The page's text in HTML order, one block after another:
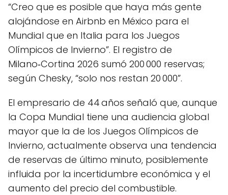
“Creo que es posible que haya más gente
alojándose en Airbnb en México para el
Mundial que en Italia para los Juegos
Olímpicos de Invierno”. El registro de
Milano‑Cortina 2026 sumó 200 000 reservas;
según Chesky, “solo nos restan 20 000”.
El empresario de 44 años señaló que, aunque
la Copa Mundial tiene una audiencia global
mayor que la de los Juegos Olímpicos de
Invierno, actualmente observa una tendencia
de reservas de último minuto, posiblemente
influida por la incertidumbre económica y el
aumento del precio del combustible.